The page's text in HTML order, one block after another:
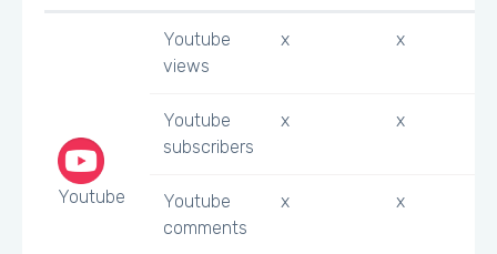
Youtube
Youtube
views
x x
Youtube
subscribers
x x
Youtube
comments
x x